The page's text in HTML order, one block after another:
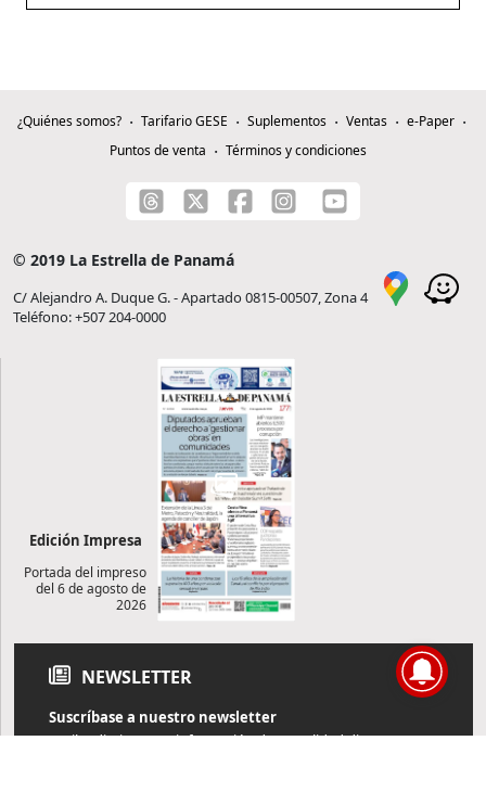
¿Quiénes somos? Tarifario GESE Suplementos Ventas
e-Paper
Puntos de venta
Términos y condiciones
© 2019 La Estrella de Panamá
C/ Alejandro A. Duque G. - Apartado 0815-00507, Zona 4
Teléfono: +507 204-0000
Edición Impresa
Portada del impreso
del 6 de agosto de
2026
NEWSLETTER
Suscríbase a nuestro newsletter
Reciba diariamente información de actualidad directamente en